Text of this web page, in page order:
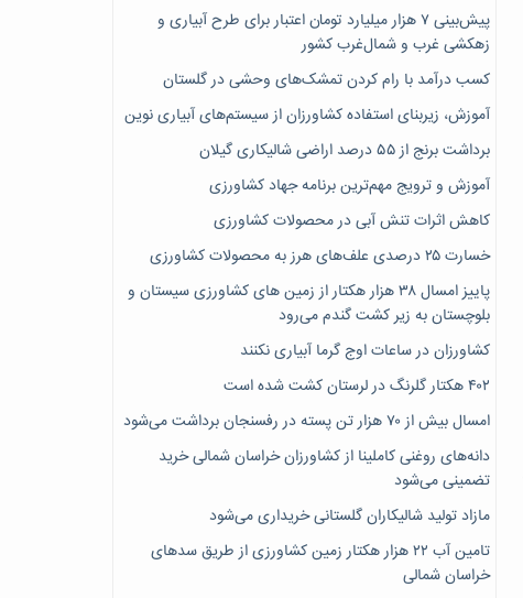
پیش‌بینی ۷‌ هزار میلیارد تومان اعتبار برای طرح آبیاری و
زهکشی غرب و شمال‌غرب کشور
کسب درآمد با رام کردن تمشک‌های وحشی در گلستان
آموزش، زیربنای استفاده کشاورزان از سیستم‌های آبیاری نوین
برداشت برنج از ۵۵ درصد اراضی شالیکاری گیلان
آموزش و ترویج مهم‌ترین برنامه جهاد کشاورزی
کاهش اثرات تنش آبی در محصولات کشاورزی
خسارت ۲۵ درصدی علف‌های هرز به محصولات کشاورزی
پاییز امسال ۳۸ هزار هکتار از زمین های کشاورزی سیستان و
بلوچستان به زیر کشت گندم می‌رود
کشاورزان در ساعات اوج گرما آبیاری نکنند
۴۰۲ هکتار گلرنگ در لرستان کشت شده است
امسال بیش از ۷۰ هزار تن پسته در رفسنجان برداشت می‌شود
دانه‌های روغنی کاملینا از کشاورزان خراسان شمالی خرید
تضمینی می‌شود
مازاد تولید شالیکاران گلستانی خریداری می‌شود
تامین آب ۲۲ هزار هکتار زمین کشاورزی از طریق سدهای
خراسان شمالی